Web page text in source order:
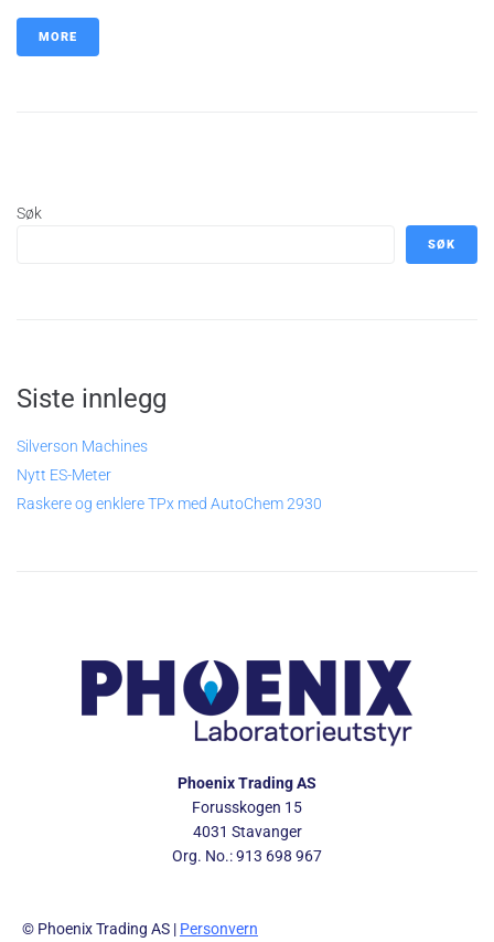
MORE
Søk
SØK
Siste innlegg
Silverson Machines
Nytt ES-Meter
Raskere og enklere TPx med AutoChem 2930
Phoenix Trading AS
Forusskogen 15
4031 Stavanger
Org. No.: 913 698 967
© Phoenix Trading AS | Personvern